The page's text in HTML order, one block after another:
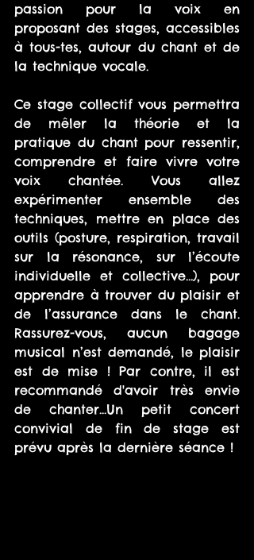
passion pour la voix en
proposant des stages, accessibles
à tous-tes, autour du chant et de
la technique vocale.
Ce stage collectif vous permettra
de mêler la théorie et la
pratique du chant pour ressentir,
comprendre et faire vivre votre
voix chantée. Vous allez
expérimenter ensemble des
techniques, mettre en place des
outils (posture, respiration, travail
sur la résonance, sur l’écoute
individuelle et collective…), pour
apprendre à trouver du plaisir et
de l’assurance dans le chant.
Rassurez-vous, aucun bagage
musical n’est demandé, le plaisir
est de mise ! Par contre, il est
recommandé d'avoir très envie
de chanter...Un petit concert
convivial de fin de stage est
prévu après la dernière séance !